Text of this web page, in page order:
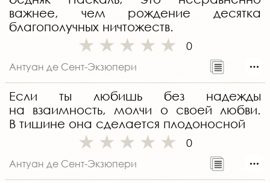
важнее, чем рождение десятка
благополучных ничтожеств.
0
Антуан де Сент-Экзюпери
Если ты любишь без надежды
на взаимность, молчи о своей любви.
В тишине она сделается плодоносной
0
Антуан де Сент-Экзюпери